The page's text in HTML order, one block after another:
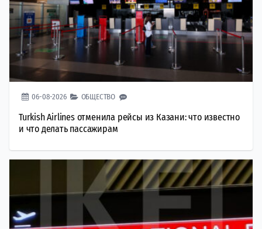
06-08-2026 ОБЩЕСТВО
Turkish Airlines отменила рейсы из Казани: что известно
и что делать пассажирам